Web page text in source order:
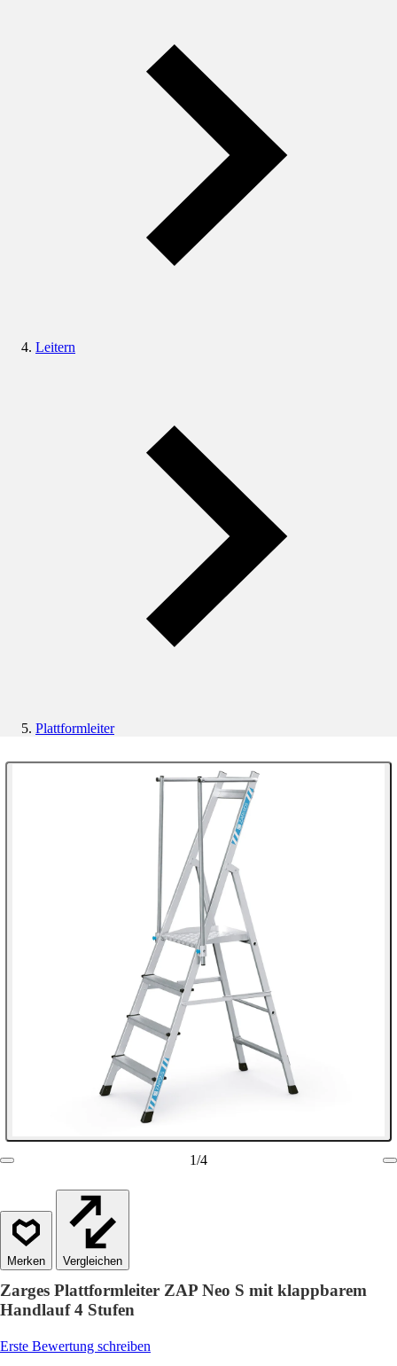
Leitern
Plattformleiter
1/4
Vergleichen
Zarges Plattformleiter ZAP Neo S mit klappbarem
Handlauf 4 Stufen
Erste Bewertung schreiben